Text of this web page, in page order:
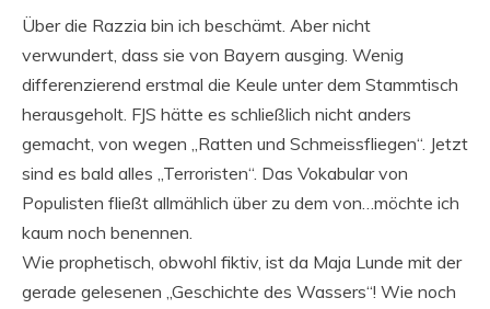
Über die Razzia bin ich beschämt. Aber nicht
verwundert, dass sie von Bayern ausging. Wenig
differenzierend erstmal die Keule unter dem Stammtisch
herausgeholt. FJS hätte es schließlich nicht anders
gemacht, von wegen „Ratten und Schmeissfliegen“. Jetzt
sind es bald alles „Terroristen“. Das Vokabular von
Populisten fließt allmählich über zu dem von…möchte ich
kaum noch benennen.
Wie prophetisch, obwohl fiktiv, ist da Maja Lunde mit der
gerade gelesenen „Geschichte des Wassers“! Wie noch